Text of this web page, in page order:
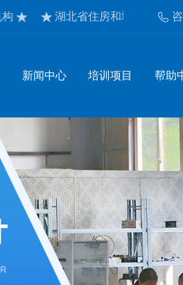
湖北省住房和城乡建设厅认定培
新闻中心 培训项目 帮助